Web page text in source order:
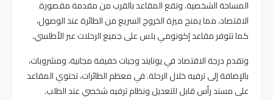
المساحة الشخصية. وتقع المقاعد بالقرب من مقدمة مقصورة
الاقتصاد، مما يمنح ميزة الخروج السريع من الطائرة عند الوصول،
كما تتوفر مقاعد إكونومي بلس على جميع الرحلات عبر الأطلسي.
وتقدم درجة الاقتصاد في يونايتد وجبات خفيفة مجانية، ومشروبات،
بالإضافة إلى ترفيه خلال الرحلة. في معظم الطائرات، تحتوي المقاعد
على مسند رأس قابل للتعديل ونظام ترفيه شخصي عند الطلب.